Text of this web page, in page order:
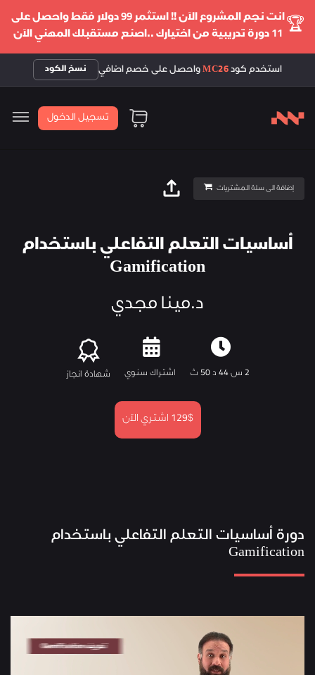
🏆
انت نجم المشروع الآن !! استثمر 99 دولار فقط واحصل على
11 دورة تدريبية من اختيارك ..اصنع مستقبلك المهني الآن
استخدم كود MC26 واحصل على خصم اضافي نسخ الكود
تسجيل الدخول
إضافة الى سلة المشتريات
أساسيات التعلم التفاعلي باستخدام
Gamification
د.مينا مجدي
2 س 44 د 50 ث اشتراك سنوي شهادة انجاز
129$ اشتري الآن
دورة أساسيات التعلم التفاعلي باستخدام
Gamification